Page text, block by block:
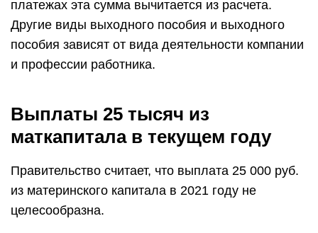
платежах эта сумма вычитается из расчета.
Другие виды выходного пособия и выходного
пособия зависят от вида деятельности компании
и профессии работника.
Выплаты 25 тысяч из
маткапитала в текущем году
Правительство считает, что выплата 25 000 руб.
из материнского капитала в 2021 году не
целесообразна.